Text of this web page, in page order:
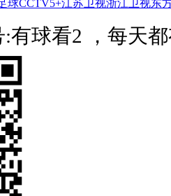
球CCTV5+江苏卫视浙江卫视东
有球看2 ，每天